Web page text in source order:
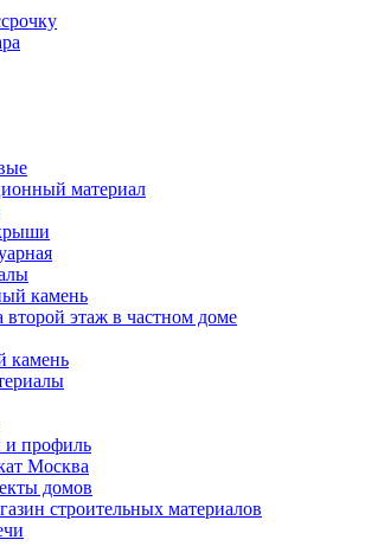
материал
камень
этаж в частном доме
камень
и профиль
Москва
домов
строительных материалов